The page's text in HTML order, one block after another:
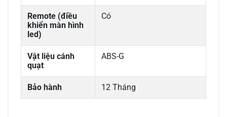
Remote (điều
khiển màn hình
led)
Có
Vật liệu cánh
quạt
ABS-G
Bảo hành 12 Tháng